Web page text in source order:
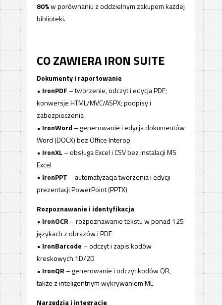
80%w porównaniu z oddzielnym zakupem każdej
biblioteki.
CO ZAWIERA IRON SUITE
Dokumenty i raportowanie
• IronPDF – tworzenie, odczyt i edycja PDF;
konwersje HTML/MVC/ASPX; podpisy i
zabezpieczenia
• IronWord – generowanie i edycja dokumentów
Word (DOCX) bez Office Interop
• IronXL– obsługa Excel i CSV bez instalacji MS
Excel
• IronPPT – automatyzacja tworzenia i edycji
prezentacji PowerPoint (PPTX)
Rozpoznawanie i identyfikacja
• IronOCR – rozpoznawanie tekstu w ponad 125
językach z obrazów i PDF
• IronBarcode – odczyt i zapis kodów
kreskowych 1D/2D
• IronQR – generowanie i odczyt kodów QR,
także z inteligentnym wykrywaniem ML
Narzędzia i integracje